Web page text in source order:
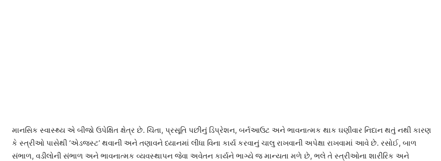
માનસિક સ્વાસ્થ્ય એ બીજો ઉપેક્ષિત ક્ષેત્ર છે. ચિંતા, પ્રસૂતિ પછીનું ડિપ્રેશન, બર્નઆઉટ અને ભાવનાત્મક થાક ઘણીવાર નિદાન થતું નથી કારણ
કે સ્ત્રીઓ પાસેથી ‘એડજસ્ટ’ થવાની અને તણાવને ધ્યાનમાં લીધા વિના કાર્ય કરવાનું ચાલુ રાખવાની અપેક્ષા રાખવામાં આવે છે. રસોઈ, બાળ
સંભાળ, વડીલોની સંભાળ અને ભાવનાત્મક વ્યવસ્થાપન જેવા અવેતન કાર્યને ભાગ્યે જ માન્યતા મળે છે, ભલે તે સ્ત્રીઓના શારીરિક અને